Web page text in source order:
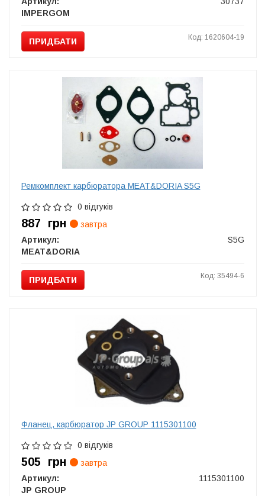
IMPERGOM
ПРИДБАТИ Код: 1620604-19
Ремкомплект карбюратора MEAT&DORIA S5G
0 відгуків
887 грн
завтра
Артикул:
S5G
MEAT&DORIA
ПРИДБАТИ Код: 35494-6
Фланец, карбюратор JP GROUP 1115301100
0 відгуків
505 грн
завтра
Артикул:
1115301100
JP GROUP